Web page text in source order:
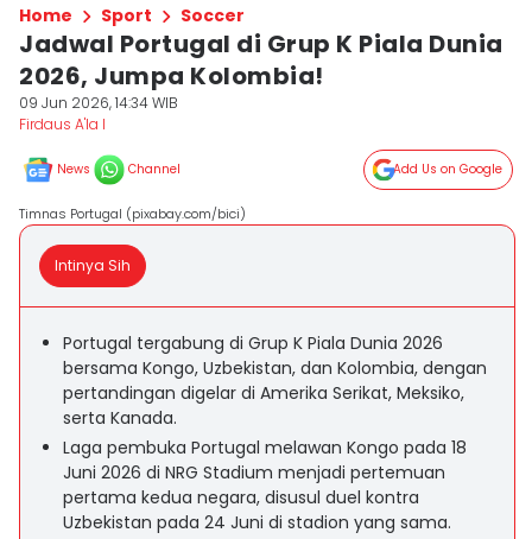
Home Sport Soccer
Jadwal Portugal di Grup K Piala Dunia
2026, Jumpa Kolombia!
09 Jun 2026, 14:34 WIB
Firdaus A'la I
News Channel Add Us on Google
Timnas Portugal (pixabay.com/bici)
Intinya Sih
Portugal tergabung di Grup K Piala Dunia 2026
bersama Kongo, Uzbekistan, dan Kolombia, dengan
pertandingan digelar di Amerika Serikat, Meksiko,
serta Kanada.
Laga pembuka Portugal melawan Kongo pada 18
Juni 2026 di NRG Stadium menjadi pertemuan
pertama kedua negara, disusul duel kontra
Uzbekistan pada 24 Juni di stadion yang sama.